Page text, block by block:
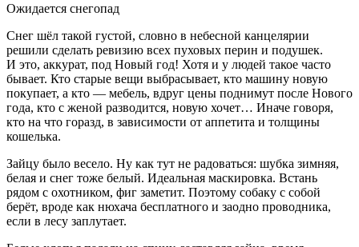
Ожидается снегопад
Снег шёл такой густой, словно в небесной канцелярии
решили сделать ревизию всех пуховых перин и подушек.
И это, аккурат, под Новый год! Хотя и у людей такое часто
бывает. Кто старые вещи выбрасывает, кто машину новую
покупает, а кто — мебель, вдруг цены поднимут после Нового
года, кто с женой разводится, новую хочет… Иначе говоря,
кто на что горазд, в зависимости от аппетита и толщины
кошелька.
Зайцу было весело. Ну как тут не радоваться: шубка зимняя,
белая и снег тоже белый. Идеальная маскировка. Встань
рядом с охотником, фиг заметит. Поэтому собаку с собой
берёт, вроде как нюхача бесплатного и заодно проводника,
если в лесу заплутает.